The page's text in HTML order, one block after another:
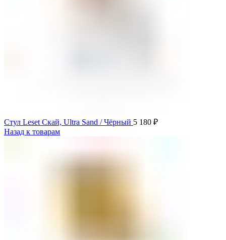
Стул Leset Скай, Ultra Sand / Чёрный 5 180 ₽
Назад к товарам